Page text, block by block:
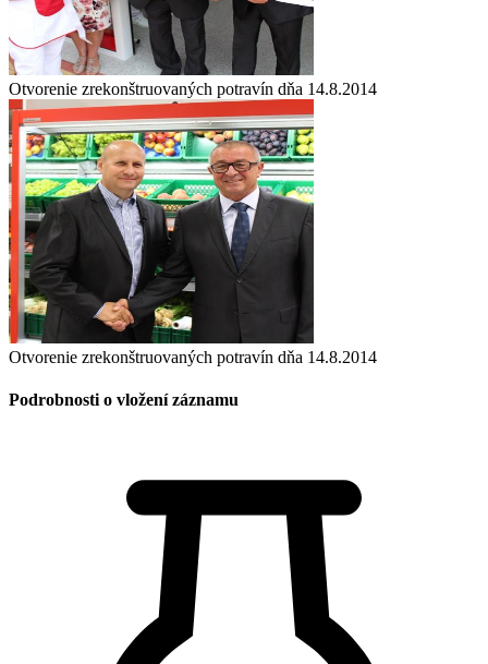
Otvorenie zrekonštruovaných potravín dňa 14.8.2014
Otvorenie zrekonštruovaných potravín dňa 14.8.2014
Podrobnosti o vložení záznamu